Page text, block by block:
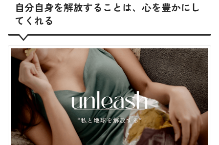
自分自身を解放することは、心を豊かにし
てくれる